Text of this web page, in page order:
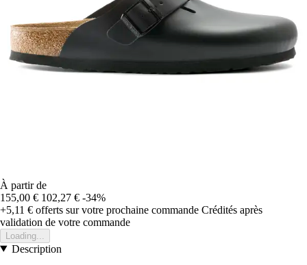
À partir de
155,00 € 102,27 € -34%
+5,11 € offerts sur votre prochaine commande Crédités après
validation de votre commande
Loading...
Description